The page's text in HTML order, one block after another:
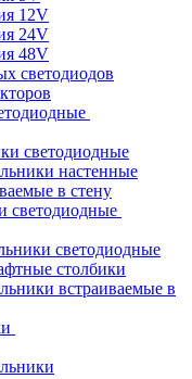
12V
24V
48V
светодиодов
светодиодные
настенные
в стену
светодиодные
светодиодные
столбики
встраиваемые в